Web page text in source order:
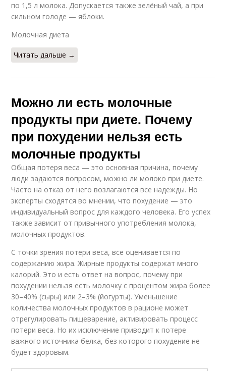
по 1,5 л молока. Допускается также зелёный чай, а при
сильном голоде — яблоки.
Молочная диета
Читать дальше →
Можно ли есть молочные
продукты при диете. Почему
при похудении нельзя есть
молочные продукты
Общая потеря веса — это основная причина, почему
люди задаются вопросом, можно ли молоко при диете.
Часто на отказ от него возлагаются все надежды. Но
эксперты сходятся во мнении, что похудение — это
индивидуальный вопрос для каждого человека. Его успех
также зависит от привычного употребления молока,
молочных продуктов.
С точки зрения потери веса, все оценивается по
содержанию жира. Жирные продукты содержат много
калорий. Это и есть ответ на вопрос, почему при
похудении нельзя есть молочку с процентом жира более
30–40% (сыры) или 2–3% (йогурты). Уменьшение
количества молочных продуктов в рационе может
отрегулировать пищеварение, активировать процесс
потери веса. Но их исключение приводит к потере
важного источника белка, без которого похудение не
будет здоровым.